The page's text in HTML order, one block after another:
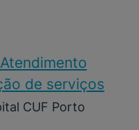
de serviços
CUF Porto